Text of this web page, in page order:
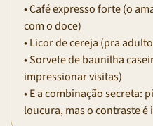
• Café expresso forte (o
com o doce)
• Licor de cereja (pra
• Sorvete de baunilha
impressionar visitas)
• E a combinação secreta:
loucura, mas o contraste é